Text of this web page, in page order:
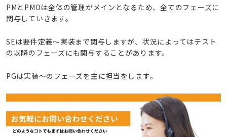
PMとPMOは全体の管理がメインとなるため、全てのフェーズに
関与していきます。
SEは要件定義～実装まで関与しますが、状況によってはテスト
の以降のフェーズにも関与することがあります。
PGは実装～のフェーズを主に担当をします。